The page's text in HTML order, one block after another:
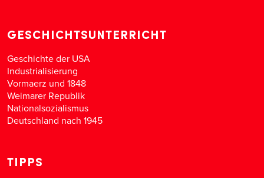
GESCHICHTSUNTERRICHT
Geschichte der USA
Industrialisierung
Vormaerz und 1848
Weimarer Republik
Nationalsozialismus
Deutschland nach 1945
TIPPS